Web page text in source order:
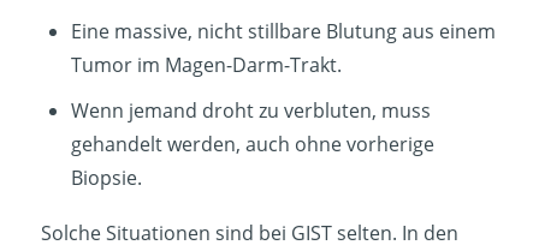
Eine massive, nicht stillbare Blutung aus einem
Tumor im Magen-Darm-Trakt.
Wenn jemand droht zu verbluten, muss
gehandelt werden, auch ohne vorherige
Biopsie.
Solche Situationen sind bei GIST selten. In den